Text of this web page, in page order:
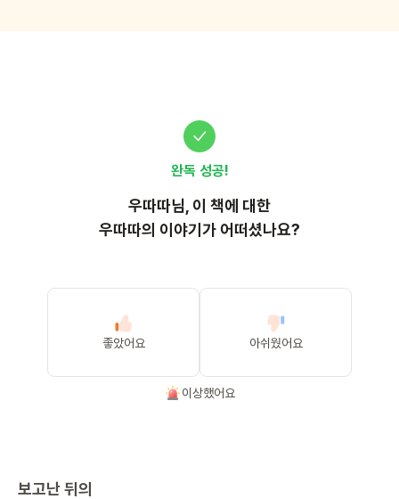
완독 성공!
우따따님, 이 책에 대한
우따따의 이야기가 어떠셨나요?
좋았어요 아쉬웠어요
이상했어요
보고난 뒤의